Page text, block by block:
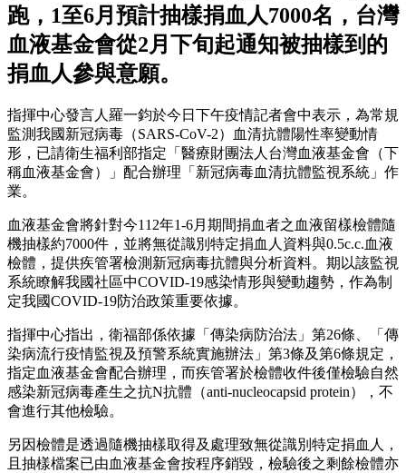
跑，1至6月預計抽樣捐血人7000名，台灣
血液基金會從2月下旬起通知被抽樣到的
捐血人參與意願。
指揮中心發言人羅一鈞於今日下午疫情記者會中表示，為常規
監測我國新冠病毒（SARS-CoV-2）血清抗體陽性率變動情
形，已請衛生福利部指定「醫療財團法人台灣血液基金會（下
稱血液基金會）」配合辦理「新冠病毒血清抗體監視系統」作
業。
血液基金會將針對今112年1-6月期間捐血者之血液留樣檢體隨
機抽樣約7000件，並將無從識別特定捐血人資料與0.5c.c.血液
檢體，提供疾管署檢測新冠病毒抗體與分析資料。期以該監視
系統瞭解我國社區中COVID-19感染情形與變動趨勢，作為制
定我國COVID-19防治政策重要依據。
指揮中心指出，衛福部係依據「傳染病防治法」第26條、「傳
染病流行疫情監視及預警系統實施辦法」第3條及第6條規定，
指定血液基金會配合辦理，而疾管署於檢體收件後僅檢驗自然
感染新冠病毒產生之抗N抗體（anti-nucleocapsid protein），不
會進行其他檢驗。
另因檢體是透過隨機抽樣取得及處理致無從識別特定捐血人，
且抽樣檔案已由血液基金會按程序銷毀，檢驗後之剩餘檢體亦